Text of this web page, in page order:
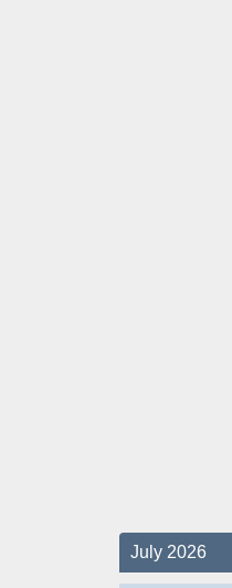
July 2026